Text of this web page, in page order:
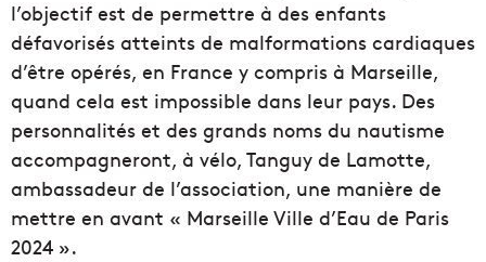
l’objectif est de permettre à des enfants
défavorisés atteints de malformations cardiaques
d’être opérés, en France y compris à Marseille,
quand cela est impossible dans leur pays. Des
personnalités et des grands noms du nautisme
accompagneront, à vélo, Tanguy de Lamotte,
ambassadeur de l’association, une manière de
mettre en avant « Marseille Ville d’Eau de Paris
2024 ».